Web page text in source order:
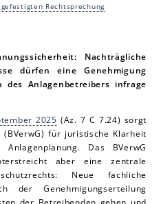
Rechtsprechung
Nachträgliche
dürfen eine Genehmigung
Anlagenbetreibers infrage
2025 (Az. 7 C 7.24) sorgt
für juristische Klarheit
Das BVerwG
aber eine zentrale
Neue fachliche
der Genehmigungserteilung